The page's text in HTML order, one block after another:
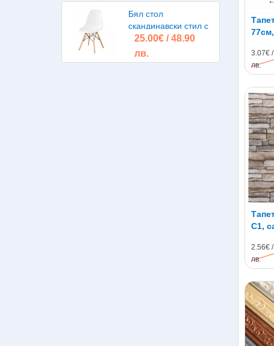
Бял стол
скандинавски стил с
дървени крака Рагнар
25.00€ / 48.90
лв.
3.07€
лв.
C1,
2.56€
лв.